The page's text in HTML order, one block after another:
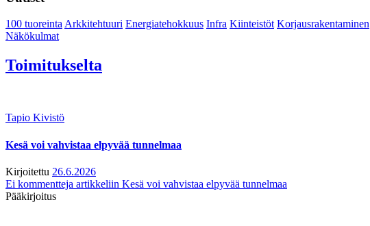
100 tuoreintaArkkitehtuuri Energiatehokkuus Infra Kiinteistöt Korjausrakentaminen
Näkökulmat
Toimitukselta
Tapio Kivistö
Kesä voi vahvistaa elpyvää tunnelmaa
Kirjoitettu 26.6.2026
Ei kommentteja artikkeliin Kesä voi vahvistaa elpyvää tunnelmaa
Pääkirjoitus